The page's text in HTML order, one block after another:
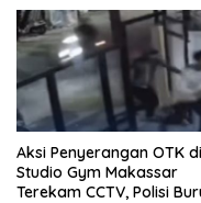
Aksi Penyerangan OTK di
Studio Gym Makassar
Terekam CCTV, Polisi